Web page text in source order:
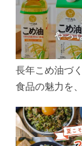
長年こめ油づ
食品の魅力を
ん、製造現場
こめ油をもっ